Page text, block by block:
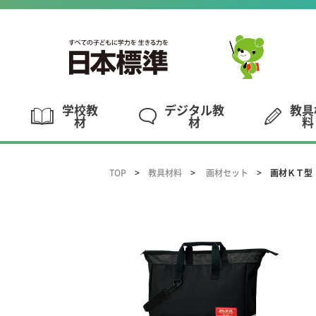
学校教
材
デジタル教
材
教具
料
TOP 教具材料 画材セット 画材ＫＴ